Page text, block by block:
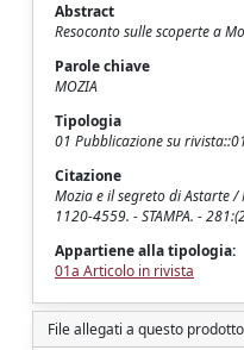
Abstract
Resoconto sulle scoperte a
Parole chiave
MOZIA
Tipologia
01 Pubblicazione su
Citazione
Mozia e il segreto di Astarte /
1120-4559. - STAMPA. -
Appartiene alla tipologia:
01a Articolo in rivista
File allegati a questo prodotto